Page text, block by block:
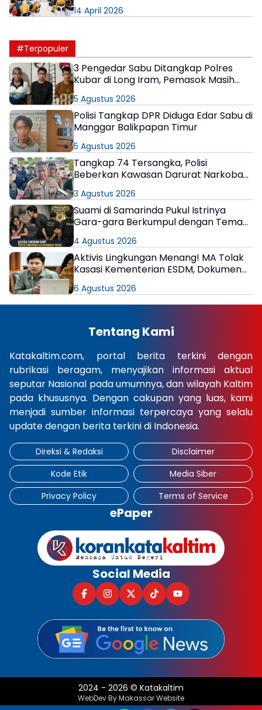
14 April 2026
#Terpopuler
3 Pengedar Sabu Ditangkap Polres
Kubar di Long Iram, Pemasok Masih
5 Agustus 2026
Polisi Tangkap DPR Diduga Edar Sabu di
Manggar Balikpapan Timur
5 Agustus 2026
Tangkap 74 Tersangka, Polisi
Beberkan Kawasan Darurat Narkoba
3 Agustus 2026
Suami di Samarinda Pukul Istrinya
Gara-gara Berkumpul dengan Teman
4 Agustus 2026
Aktivis Lingkungan Menang! MA Tolak
Kasasi Kementerian ESDM, Dokumen
Publik
6 Agustus 2026
Tentang Kami
Katakaltim.com, portal berita terkini dengan
rubrikasi beragam, menyajikan informasi aktual
seputar Nasional pada umumnya, dan wilayah Kaltim
pada khususnya. Dengan cakupan yang luas, kami
menjadi sumber informasi terpercaya yang selalu
update dengan berita terkini di Indonesia.
Direksi & Redaksi
Disclaimer
Kode Etik
Media Siber
Privacy Policy
Terms of Service
ePaper
Social Media
2024 - 2026 © Katakaltim
WebDev By Makassar Website